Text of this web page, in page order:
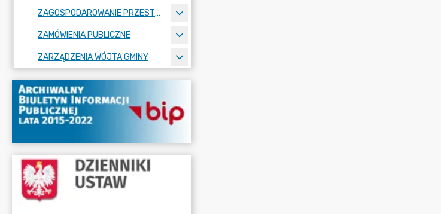
ZAGOSPODAROWANIE PRZESTRZENNE
ZAMÓWIENIA PUBLICZNE
ZARZĄDZENIA WÓJTA GMINY